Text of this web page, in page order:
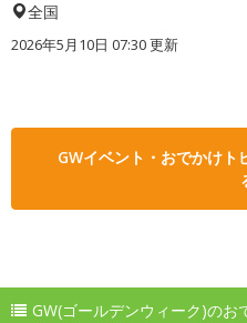
全国
2026年5月10日 07:30 更新
GWイベント・おでかけト
GW(ゴールデンウィーク)のお